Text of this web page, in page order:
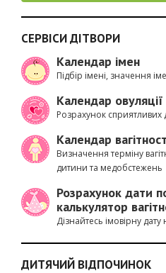
СЕРВІСИ ДІТВОРИ
Календар імен
Підбір імені, значення
Календар овуляції
Розрахунок сприятливих
Календар
Визначення терміну
дитини та медобстежень
Розрахунок дати
калькулятор
Дізнайтесь імовірну
ДИТЯЧИЙ ВІДПОЧИНОК